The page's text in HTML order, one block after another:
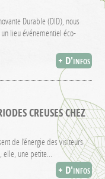
Durable (DID), nous
lieu événementiel éco-
+ D'infos
CREUSES CHEZ
de l’énergie des visiteurs
elle, une petite…
+ D'infos